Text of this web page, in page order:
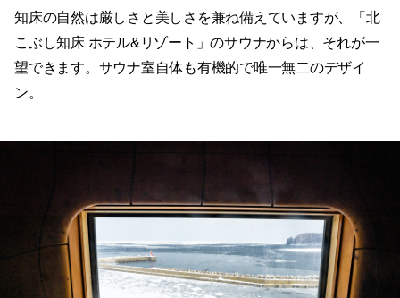
知床の自然は厳しさと美しさを兼ね備えていますが、「北
こぶし知床 ホテル&リゾート」のサウナからは、それが一
望できます。サウナ室自体も有機的で唯一無二のデザイ
ン。